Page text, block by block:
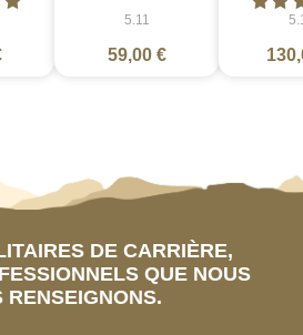
5.11
59,00 €
DE CARRIÈRE,
QUE NOUS
RENSEIGNONS.